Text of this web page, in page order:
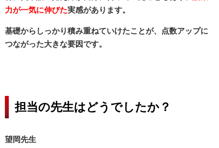
力が一気に伸びた実感があります。
基礎からしっかり積み重ねていけたことが、点数アップに
つながった大きな要因です。
担当の先生はどうでしたか？
望岡先生